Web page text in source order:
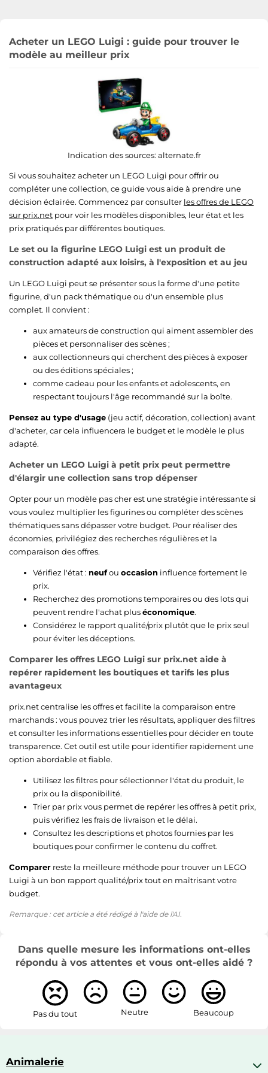
Acheter un LEGO Luigi : guide pour trouver le
modèle au meilleur prix
Indication des sources: alternate.fr
Si vous souhaitez acheter un LEGO Luigi pour offrir ou
compléter une collection, ce guide vous aide à prendre une
décision éclairée. Commencez par consulter les offres de LEGO
sur prix.net pour voir les modèles disponibles, leur état et les
prix pratiqués par différentes boutiques.
Le set ou la figurine LEGO Luigi est un produit de
construction adapté aux loisirs, à l'exposition et au jeu
Un LEGO Luigi peut se présenter sous la forme d'une petite
figurine, d'un pack thématique ou d'un ensemble plus
complet. Il convient :
aux amateurs de construction qui aiment assembler des
pièces et personnaliser des scènes ;
aux collectionneurs qui cherchent des pièces à exposer
ou des éditions spéciales ;
comme cadeau pour les enfants et adolescents, en
respectant toujours l'âge recommandé sur la boîte.
Pensez au type d'usage (jeu actif, décoration, collection) avant
d'acheter, car cela influencera le budget et le modèle le plus
adapté.
Acheter un LEGO Luigi à petit prix peut permettre
d'élargir une collection sans trop dépenser
Opter pour un modèle pas cher est une stratégie intéressante si
vous voulez multiplier les figurines ou compléter des scènes
thématiques sans dépasser votre budget. Pour réaliser des
économies, privilégiez des recherches régulières et la
comparaison des offres.
Vérifiez l'état : neufou occasion influence fortement le
prix.
Recherchez des promotions temporaires ou des lots qui
peuvent rendre l'achat pluséconomique.
Considérez le rapport qualité/prix plutôt que le prix seul
pour éviter les déceptions.
Comparer les offres LEGO Luigi sur prix.net aide à
repérer rapidement les boutiques et tarifs les plus
avantageux
prix.net centralise les offres et facilite la comparaison entre
marchands : vous pouvez trier les résultats, appliquer des filtres
et consulter les informations essentielles pour décider en toute
transparence. Cet outil est utile pour identifier rapidement une
option abordable et fiable.
Utilisez les filtres pour sélectionner l'état du produit, le
prix ou la disponibilité.
Trier par prix vous permet de repérer les offres à petit prix,
puis vérifiez les frais de livraison et le délai.
Consultez les descriptions et photos fournies par les
boutiques pour confirmer le contenu du coffret.
Comparer reste la meilleure méthode pour trouver un LEGO
Luigi à un bon rapport qualité/prix tout en maîtrisant votre
budget.
Remarque : cet article a été rédigé à l'aide de l'AI.
Dans quelle mesure les informations ont-elles
répondu à vos attentes et vous ont-elles aidé ?
Pas du tout Neutre Beaucoup
Animalerie